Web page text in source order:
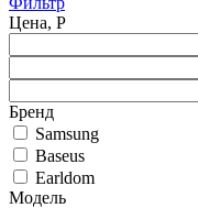
Цена, Р
Бренд
Samsung
Baseus
Earldom
Модель